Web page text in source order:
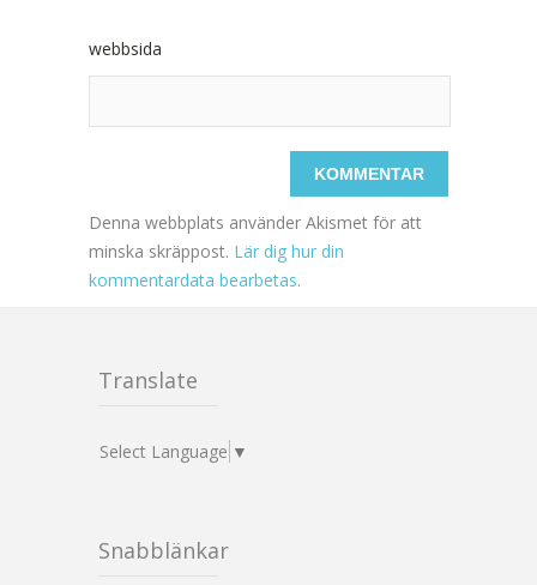
webbsida
Denna webbplats använder Akismet för att
minska skräppost. Lär dig hur din
kommentardata bearbetas.
Translate
Select Language ▼
Snabblänkar